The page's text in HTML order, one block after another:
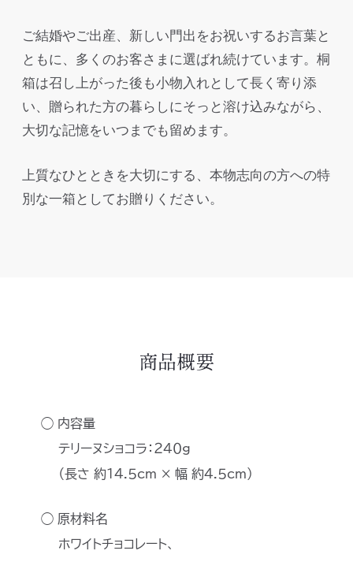
ご結婚やご出産、新しい門出をお祝いするお言葉と
ともに、多くのお客さまに選ばれ続けています。桐
箱は召し上がった後も小物入れとして長く寄り添
い、贈られた方の暮らしにそっと溶け込みながら、
大切な記憶をいつまでも留めます。
上質なひとときを大切にする、本物志向の方への特
別な一箱としてお贈りください。
商品概要
◯ 内容量
テリーヌショコラ：２４０g
（長さ 約１４.５cm × 幅 約４.５cm）
◯ 原材料名
ホワイトチョコレート、